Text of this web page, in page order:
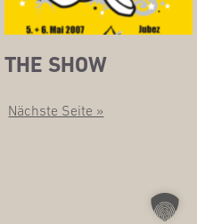
THE SHOW
Nächste Seite »